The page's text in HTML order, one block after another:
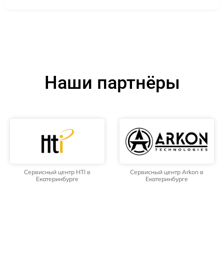
Наши партнёры
Сервисный центр HTI в
Екатеринбурге
Сервисный центр Arkon в
Екатеринбурге